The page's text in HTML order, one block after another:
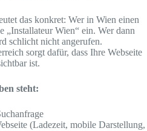
das konkret: Wer in Wien einen
„Installateur Wien“ ein. Wer dann
schlicht nicht angerufen.
sorgt dafür, dass Ihre Webseite
ist.
steht:
(Ladezeit, mobile Darstellung,